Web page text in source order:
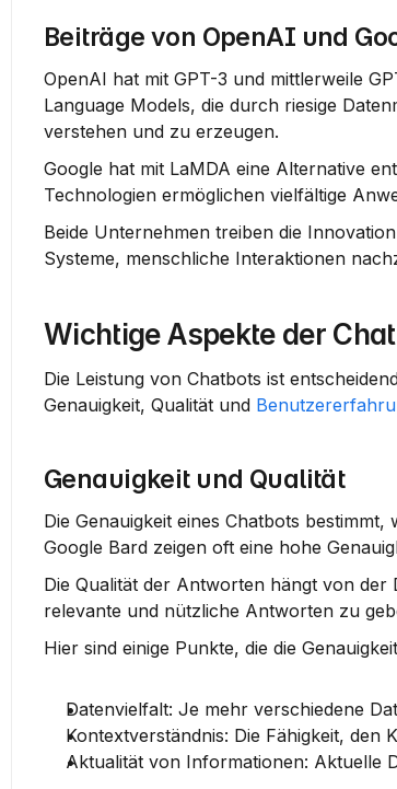
Beiträge von OpenAI und
OpenAI hat mit GPT-3 und mittlerweile
Language Models, die durch riesige
verstehen und zu erzeugen.
Google hat mit LaMDA eine Alternative
Technologien ermöglichen vielfältige
Beide Unternehmen treiben die
Systeme, menschliche Interaktionen
Wichtige Aspekte der
Die Leistung von Chatbots ist
Genauigkeit, Qualität und
Genauigkeit und Qualität
Die Genauigkeit eines Chatbots
Google Bard zeigen oft eine hohe
Die Qualität der Antworten hängt von
relevante und nützliche Antworten zu
Hier sind einige Punkte, die die
Datenvielfalt: Je mehr verschiedene
Kontextverständnis: Die Fähigkeit, den
Aktualität von Informationen: Aktuelle